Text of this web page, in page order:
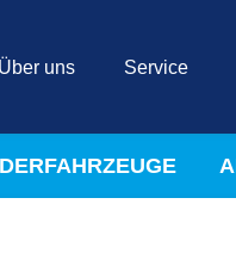
Über uns Service